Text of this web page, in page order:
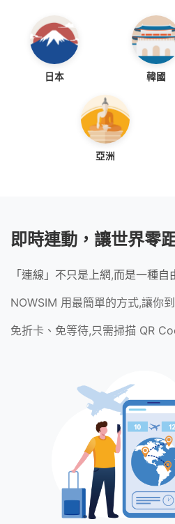
日本 韓國
亞洲
即時連動，讓世界零
「連線」不只是上網,而是一種自
NOWSIM 用最簡單的方式,讓你
免折卡、免等待,只需掃描 QR